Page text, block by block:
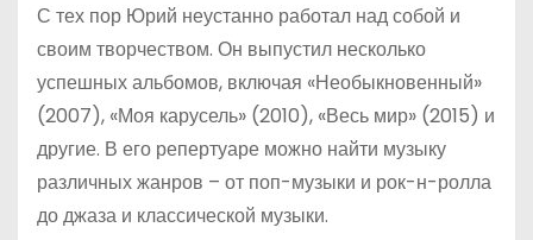
С тех пор Юрий неустанно работал над собой и
своим творчеством. Он выпустил несколько
успешных альбомов, включая «Необыкновенный»
(2007), «Моя карусель» (2010), «Весь мир» (2015) и
другие. В его репертуаре можно найти музыку
различных жанров – от поп-музыки и рок-н-ролла
до джаза и классической музыки.